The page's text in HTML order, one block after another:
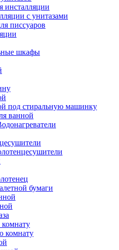
инсталляции
с унитазами
писсуаров
шкафы
под стиральную машинку
ванной
бумаги
комнату